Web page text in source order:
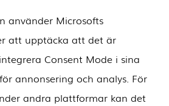
använder Microsofts
att upptäcka att det är
Consent Mode i sina
annonsering och analys. För
andra plattformar kan det